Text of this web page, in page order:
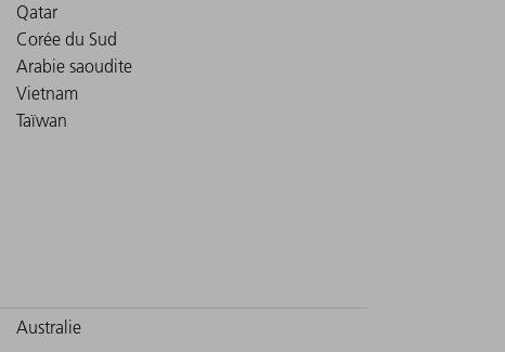
Qatar
Corée du Sud
Arabie saoudite
Vietnam
Taïwan
Australie